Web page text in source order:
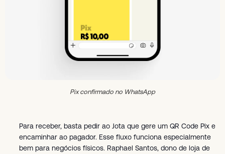
Pix confirmado no WhatsApp
Para receber, basta pedir ao Jota que gere um QR Code Pix e
encaminhar ao pagador. Esse fluxo funciona especialmente
bem para negócios físicos. Raphael Santos, dono de loja de